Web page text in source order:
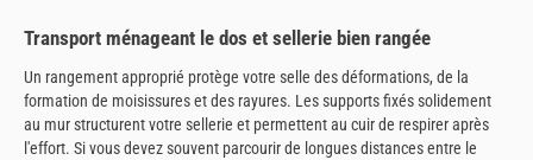
Transport ménageant le dos et sellerie bien rangée
Un rangement approprié protège votre selle des déformations, de la
formation de moisissures et des rayures. Les supports fixés solidement
au mur structurent votre sellerie et permettent au cuir de respirer après
l'effort. Si vous devez souvent parcourir de longues distances entre le